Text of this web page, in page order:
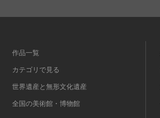
作品一覧
カテゴリで見る
世界遺産と無形文化遺産
全国の美術館・博物館